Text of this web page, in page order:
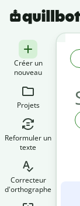
Créer un
nouveau
Projets
Reformuler un
texte
Correcteur
d'orthographe